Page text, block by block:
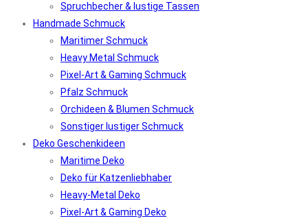
Spruchbecher & lustige Tassen
Handmade Schmuck
Maritimer Schmuck
Heavy Metal Schmuck
Pixel-Art & Gaming Schmuck
Pfalz Schmuck
Orchideen & Blumen Schmuck
Sonstiger lustiger Schmuck
Deko Geschenkideen
Maritime Deko
Deko für Katzenliebhaber
Heavy-Metal Deko
Pixel-Art & Gaming Deko